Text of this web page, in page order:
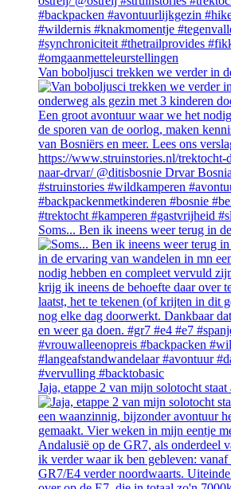
Van boboljusci trekken we verder in
Soms... Ben ik ineens weer terug in
Jaja, etappe 2 van mijn solotocht staat